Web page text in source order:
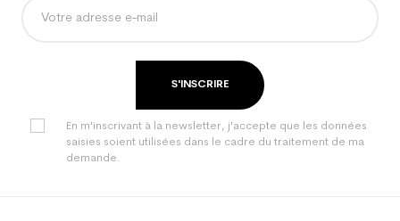
S'INSCRIRE
En m'inscrivant à la newsletter, j'accepte que les données
saisies soient utilisées dans le cadre du traitement de ma
demande.